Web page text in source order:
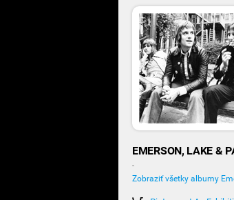
EMERSON, LAKE &
-
Zobraziť všetky albumy